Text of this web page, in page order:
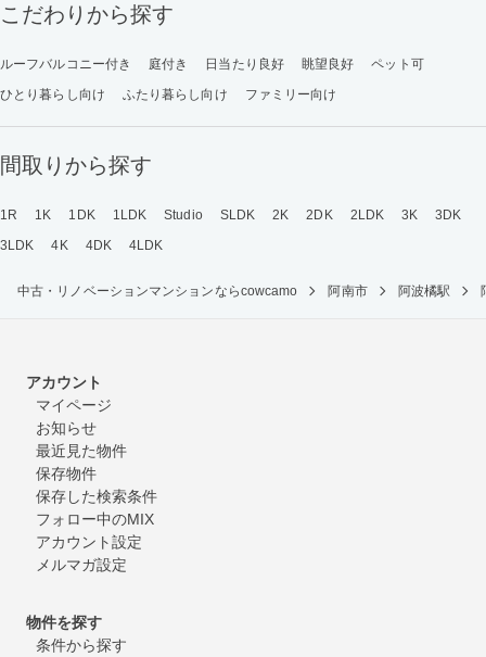
こだわりから探す
ルーフバルコニー付き 庭付き 日当たり良好 眺望良好
ペット可
ひとり暮らし向け
ふたり暮らし向け ファミリー向け
間取りから探す
1R 1K 1DK 1LDK Studio SLDK 2K 2DK 2LDK 3K
3DK
3LDK
4K 4DK 4LDK
中古・リノベーションマンションならcowcamo 阿南市 阿波橘駅
アカウント
マイページ
お知らせ
最近見た物件
保存物件
保存した検索条件
フォロー中のMIX
アカウント設定
メルマガ設定
物件を探す
条件から探す